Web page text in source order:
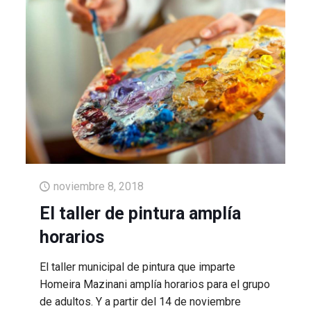
noviembre 8, 2018
El taller de pintura amplía
horarios
El taller municipal de pintura que imparte
Homeira Mazinani amplía horarios para el grupo
de adultos. Y a partir del 14 de noviembre